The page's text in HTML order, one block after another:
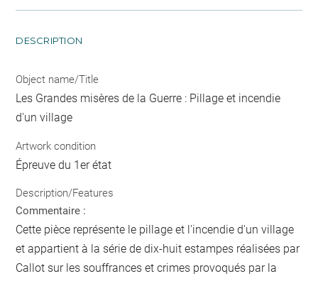
DESCRIPTION
Object name/Title
Les Grandes misères de la Guerre : Pillage et incendie
d'un village
Artwork condition
Épreuve du 1er état
Description/Features
Commentaire :
Cette pièce représente le pillage et l'incendie d'un village
et appartient à la série de dix-huit estampes réalisées par
Callot sur les souffrances et crimes provoqués par la